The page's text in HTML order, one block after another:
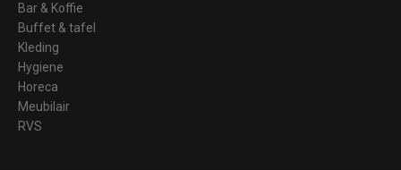
Bar & Koffie
Buffet & tafel
Kleding
Hygiene
Horeca
Meubilair
RVS